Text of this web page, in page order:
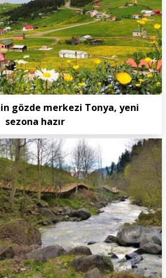
gözde merkezi Tonya, yeni
sezona hazır